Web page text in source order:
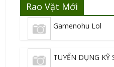
Rao Vặt Mới
Gamenohu Lol
TUYỂN DỤNG KỸ